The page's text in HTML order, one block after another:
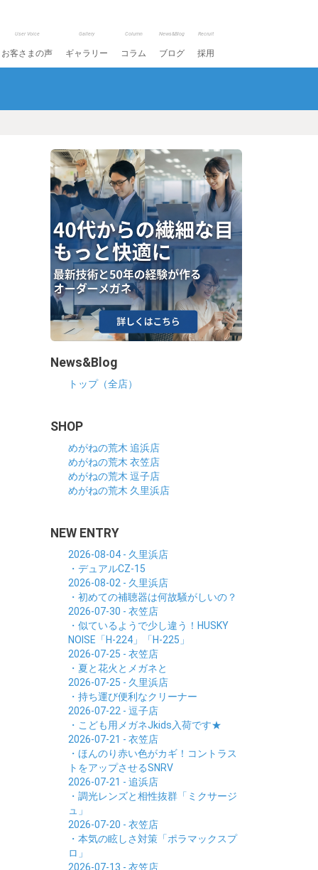
User Voice
お客さまの声
Gallery
ギャラリー
Column
コラム
News&Blog
ブログ
Recruit
採用
News&Blog
トップ（全店）
SHOP
めがねの荒木 追浜店
めがねの荒木 衣笠店
めがねの荒木 逗子店
めがねの荒木 久里浜店
NEW ENTRY
2026-08-04 - 久里浜店
・デュアルCZ-15
2026-08-02 - 久里浜店
・初めての補聴器は何故騒がしいの？
2026-07-30 - 衣笠店
・似ているようで少し違う！HUSKY
NOISE「H-224」「H-225」
2026-07-25 - 衣笠店
・夏と花火とメガネと
2026-07-25 - 久里浜店
・持ち運び便利なクリーナー
2026-07-22 - 逗子店
・こども用メガネJkids入荷です★
2026-07-21 - 衣笠店
・ほんのり赤い色がカギ！コントラス
トをアップさせるSNRV
2026-07-21 - 追浜店
・調光レンズと相性抜群「ミクサージ
ュ」
2026-07-20 - 衣笠店
・本気の眩しさ対策「ポラマックスプ
ロ」
2026-07-13 - 衣笠店